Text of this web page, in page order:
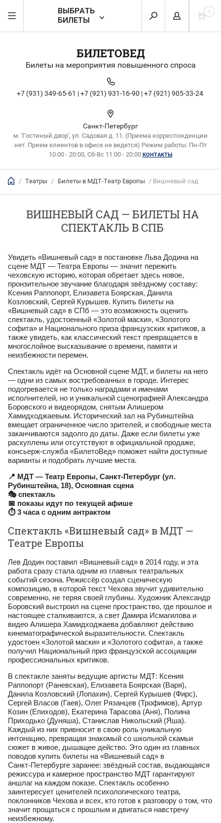
0
ВЫБРАТЬ
БИЛЕТЫ
БИЛЕТОВЕД
Билеты на мероприятия повышенного спроса
+7 (931) 349-65-61 | +7 (921) 931-16-90 | +7 (921) 905-33-24
Санкт-Петербург
м. 'Гостиный двор', ул. Садовая д. 11. (Приема корреспонденции
нет. Прием клиентов в офисе не ведется) Режим работы: Пн-Пт
10:00 - 20:00, Сб-Вс 11:00 - 20:00 КОНТАКТЫ
/ Театры / Билеты в МДТ-Театр Европы / Вишневый сад
ВИШНЕВЫЙ САД — БИЛЕТЫ НА
СПЕКТАКЛЬ В СПБ
Увидеть «Вишневый сад» в постановке Льва Додина на
сцене МДТ — Театра Европы — значит пережить
чеховскую историю, которая обретает здесь новое,
пронзительное звучание благодаря звёздному составу:
Ксения Раппопорт, Елизавета Боярская, Данила
Козловский, Сергей Курышев. Купить билеты на
«Вишневый сад» в СПб — это возможность оценить
спектакль, удостоенный «Золотой маски», «Золотого
софита» и Национального приза французских критиков, а
также увидеть, как классический текст превращается в
многослойное высказывание о времени, памяти и
неизбежности перемен.
Спектакль идёт на Основной сцене МДТ, и билеты на него
— одни из самых востребованных в городе. Интерес
подогревается не только наградами и именами
исполнителей, но и уникальной сценографией Александра
Боровского и видеорядом, снятым Алишером
Хамидходжаевым. Исторический зал на Рубинштейна
вмещает ограниченное число зрителей, и свободные места
заканчиваются задолго до даты. Даже если билеты уже
раскуплены или отсутствуют в официальной продаже,
консьерж‑служба «БилетоВед» поможет найти доступные
варианты и подобрать лучшие места.
📍 МДТ — Театр Европы, Санкт‑Петербург (ул.
Рубинштейна, 18), Основная сцена
🎭 спектакль
📅 показы идут по текущей афише
⏱ 3 часа с одним антрактом
Спектакль «Вишневый сад» в МДТ —
Театре Европы
Лев Додин поставил «Вишневый сад» в 2014 году, и эта
работа сразу стала одним из главных театральных
событий сезона. Режиссёр создал сценическую
композицию, в которой текст Чехова звучит удивительно
современно, не теряя своей глубины. Художник Александр
Боровский выстроил на сцене пространство, где прошлое и
настоящее сталкиваются, а свет Дамира Исмагилова и
видео Алишера Хамидходжаева добавляют действию
кинематографической выразительности. Спектакль
удостоен «Золотой маски» и «Золотого софита», а также
получил Национальный приз французской ассоциации
профессиональных критиков.
В спектакле заняты ведущие артисты МДТ: Ксения
Раппопорт (Раневская), Елизавета Боярская (Варя),
Данила Козловский (Лопахин), Сергей Курышев (Фирс),
Сергей Власов (Гаев), Олег Рязанцев (Трофимов), Артур
Козин (Епиходов), Екатерина Тарасова (Аня), Полина
Приходько (Дуняша), Станислав Никольский (Яша).
Каждый из них привносит в свою роль уникальную
интонацию, превращая знакомый со школьной скамьи
сюжет в живое, дышащее действо. Это один из главных
поводов купить билеты на «Вишневый сад» в
Санкт‑Петербурге заранее: звёздный состав, выдающаяся
режиссура и камерное пространство МДТ гарантируют
аншлаг на каждом показе. Спектакль особенно
заинтересует ценителей психологического театра,
поклонников Чехова и всех, кто готов к разговору о том, что
значит прощаться с прошлым и двигаться навстречу
неизбежному.